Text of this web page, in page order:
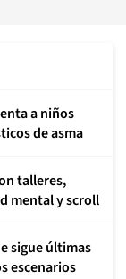
a niños
de asma
talleres,
mental y scroll
sigue últimas
escenarios